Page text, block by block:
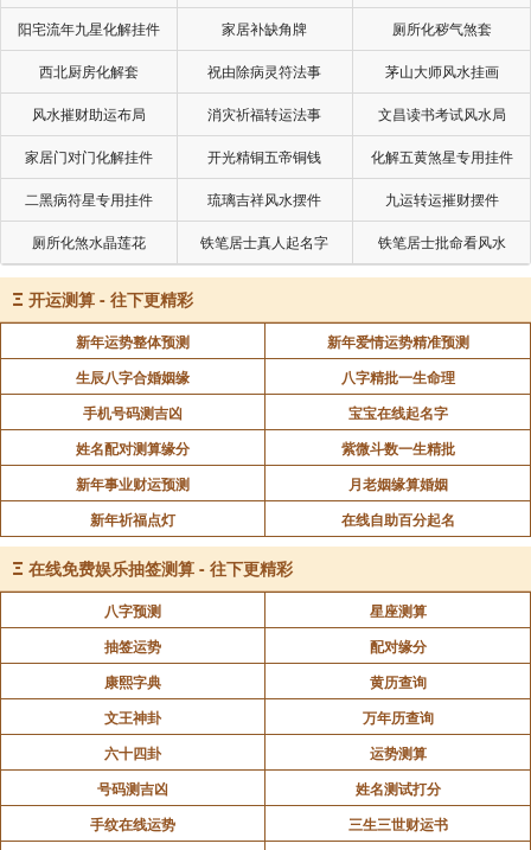
置，将幸福树放置在书房的文昌位上，有助于提升人的
思维能力和学习效率，对学生的学业进步和上班族的事
业发展有一定的促进作用。文昌位的确定方法较为复
杂，常见的是根据房屋的坐向和主人的生辰八字来推
算。例如，对于坐北朝南的房子，文昌位通常在东北
方。
卧室：幸福树摆放在卧室中，能够营造出温馨、舒
适的氛围，有助于提升睡眠质量，促进夫妻关系和谐。
可以将幸福树放置在卧室的角落或窗台边，但要注意避
免影响人的休息和日常活动。同时，由于夜间植物会进
行呼吸作用，与人争夺氧气，所以卧室摆放的幸福树不
宜过大或过多。
阳台：阳台是房屋与外界连接的重要通道，也是吸
纳阳光和新鲜空气的地方。将幸福树摆放在阳台，能够
让其充分接受阳光照射，茁壮成长，同时也有阻挡外界
不良气场进入室内的作用，起到一定的风水屏障效果。
此外，幸福树在阳台还可以作为一道自然的景观，美化
环境。
幸福树的风水注意事项有哪些
避免摆放位置不当
阳宅流年九星化解挂件 家居补缺角牌 厕所化秽气煞套
西北厨房化解套 祝由除病灵符法事 茅山大师风水挂画
风水摧财助运布局 消灾祈福转运法事 文昌读书考试风水局
家居门对门化解挂件 开光精铜五帝铜钱 化解五黄煞星专用挂件
二黑病符星专用挂件 琉璃吉祥风水摆件 九运转运摧财摆件
厕所化煞水晶莲花 铁笔居士真人起名字 铁笔居士批命看风水
Ξ 开运测算 - 往下更精彩
新年运势整体预测
新年爱情运势精准预测
生辰八字合婚姻缘
八字精批一生命理
手机号码测吉凶
宝宝在线起名字
姓名配对测算缘分
紫微斗数一生精批
新年事业财运预测
月老姻缘算婚姻
新年祈福点灯
在线自助百分起名
Ξ 在线免费娱乐抽签测算 - 往下更精彩
八字预测
星座测算
抽签运势
配对缘分
康熙字典
黄历查询
文王神卦
万年历查询
六十四卦
运势测算
号码测吉凶
姓名测试打分
手纹在线运势
三生三世财运书